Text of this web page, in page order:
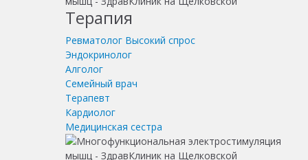
Терапия
Ревматолог Высокий спрос
Эндокринолог
Алголог
Семейный врач
Терапевт
Кардиолог
Медицинская сестра